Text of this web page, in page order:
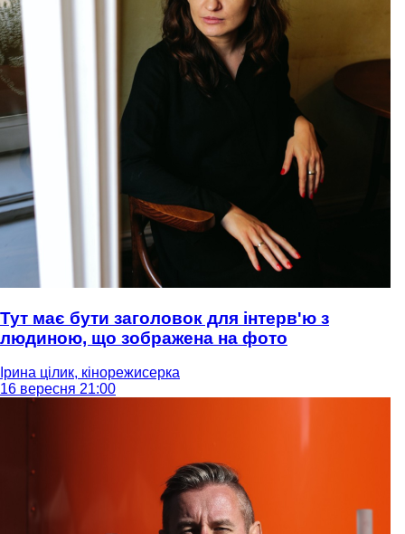
Тут має бути заголовок для інтерв'ю з
людиною, що зображена на фото
Ірина цілик, кінорежисерка
16 вересня 21:00